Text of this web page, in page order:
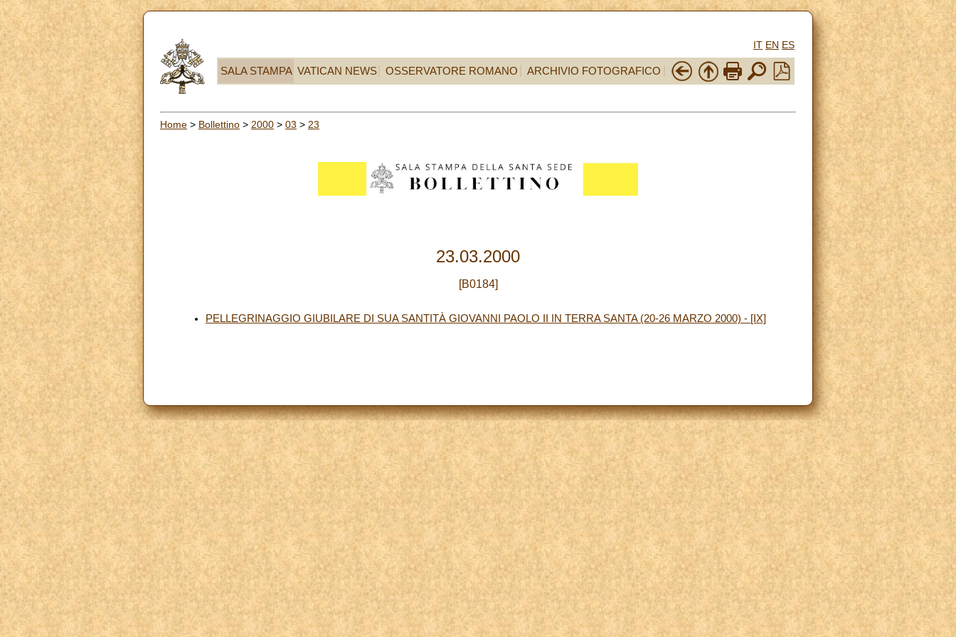
IT EN ES
SALA STAMPA VATICAN NEWS OSSERVATORE ROMANO ARCHIVIO FOTOGRAFICO
Home > Bollettino > 2000 > 03 > 23
23.03.2000
[B0184]
PELLEGRINAGGIO GIUBILARE DI SUA SANTITÀ GIOVANNI PAOLO II IN TERRA SANTA (20-26 MARZO 2000) - [IX]